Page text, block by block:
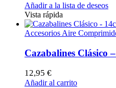
Añadir a la lista de deseos
Vista rápida
Accesorios Aire
Cazabalines Clásico
12,95 €
Añadir al carrito